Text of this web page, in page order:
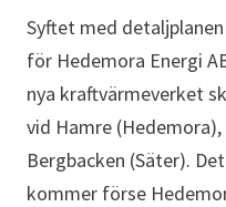
Syftet med
för Hedemora Energi
nya kraftvärmeverket
vid Hamre
Bergbacken (Säter).
kommer förse